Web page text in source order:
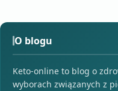
O blogu
Keto-online to blog o
wyborach związanych z